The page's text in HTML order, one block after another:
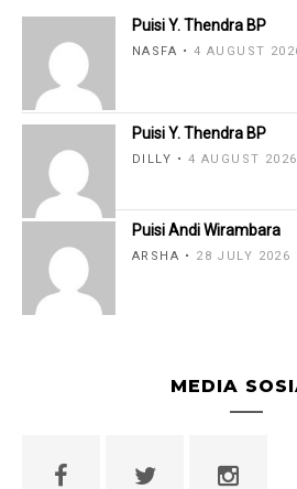
Puisi Y. Thendra BP
NASFA 4 AUGUST
Puisi Y. Thendra BP
DILLY 4 AUGUST 2026
Puisi Andi Wirambara
ARSHA 28 JULY 2026
MEDIA